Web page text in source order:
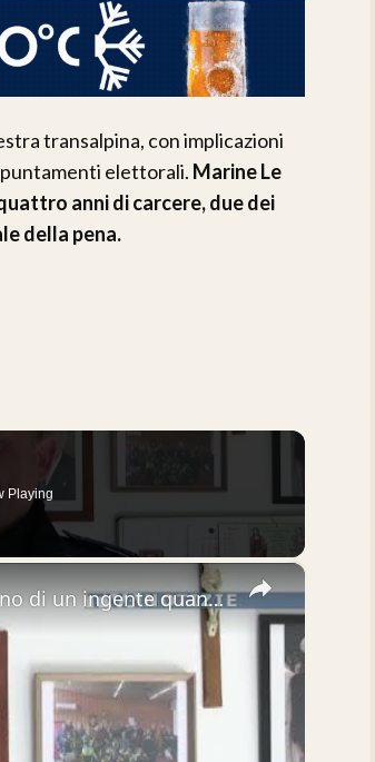
transalpina, con implicazioni
elettorali. Marine Le
anni di carcere, due dei
della pena.
Playing
×
Mascalucia. Denunciati gli autori dell’abbandono di un ingente quantitativo di eternit. Parla il com